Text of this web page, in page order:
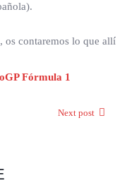
os contaremos lo que allí
Next post